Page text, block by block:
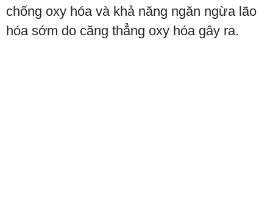
chống oxy hóa và khả năng ngăn ngừa lão
hóa sớm do căng thẳng oxy hóa gây ra.